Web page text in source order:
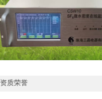
资质荣誉